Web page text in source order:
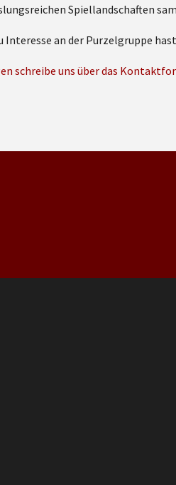
Spiellandschaften
Interesse an der Purzelgruppe
schreibe uns über das